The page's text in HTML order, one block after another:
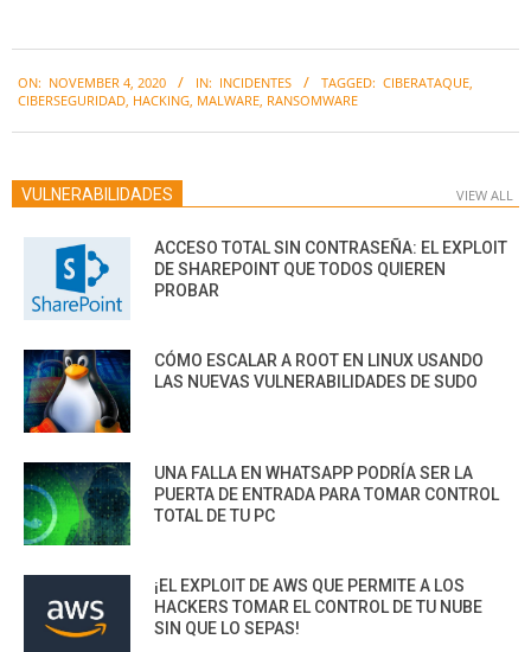
11-
ON: NOVEMBER 4, 2020 IN: INCIDENTES TAGGED: CIBERATAQUE
CIBERSEGURIDAD HACKING MALWARE RANSOMWARE
VULNERABILIDADES VIEW ALL
ACCESO TOTAL SIN CONTRASEÑA: EL EXPLOIT
DE SHAREPOINT QUE TODOS QUIEREN
PROBAR
CÓMO ESCALAR A ROOT EN LINUX USANDO
LAS NUEVAS VULNERABILIDADES DE SUDO
UNA FALLA EN WHATSAPP PODRÍA SER LA
PUERTA DE ENTRADA PARA TOMAR CONTROL
TOTAL DE TU PC
¡EL EXPLOIT DE AWS QUE PERMITE A LOS
HACKERS TOMAR EL CONTROL DE TU NUBE
SIN QUE LO SEPAS!